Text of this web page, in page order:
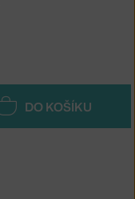
DO KOŠÍKU